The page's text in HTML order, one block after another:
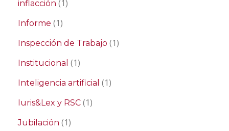
inflacción (1)
Informe (1)
Inspección de Trabajo (1)
Institucional (1)
Inteligencia artificial (1)
Iuris&Lex y RSC (1)
Jubilación (1)